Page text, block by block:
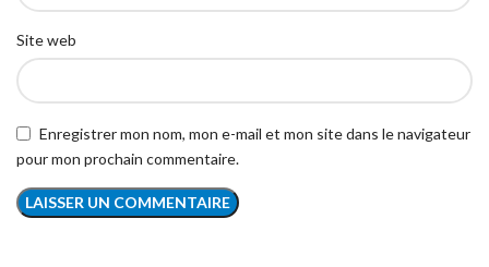
Site web
Enregistrer mon nom, mon e-mail et mon site dans le navigateur
pour mon prochain commentaire.